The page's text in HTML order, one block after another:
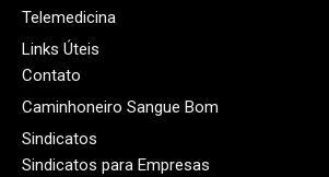
Telemedicina
Links Úteis
Contato
Caminhoneiro Sangue Bom
Sindicatos
Sindicatos para Empresas